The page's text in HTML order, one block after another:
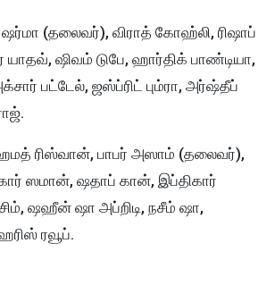
(தலைவர்), விராத் கோஹ்லி, ரிஷாப்
யாதவ், ஷிவம் டுபே, ஹார்திக் பாண்டியா,
பட்டேல், ஜஸ்ப்ரிட் பும்ரா, அர்ஷ்தீப்
ரிஸ்வான், பாபர் அஸாம் (தலைவர்),
ஸமான், ஷதாப் கான், இப்திகார்
ஷஹீன் ஷா அப்றிடி, நசீம் ஷா,
ரவூப்.